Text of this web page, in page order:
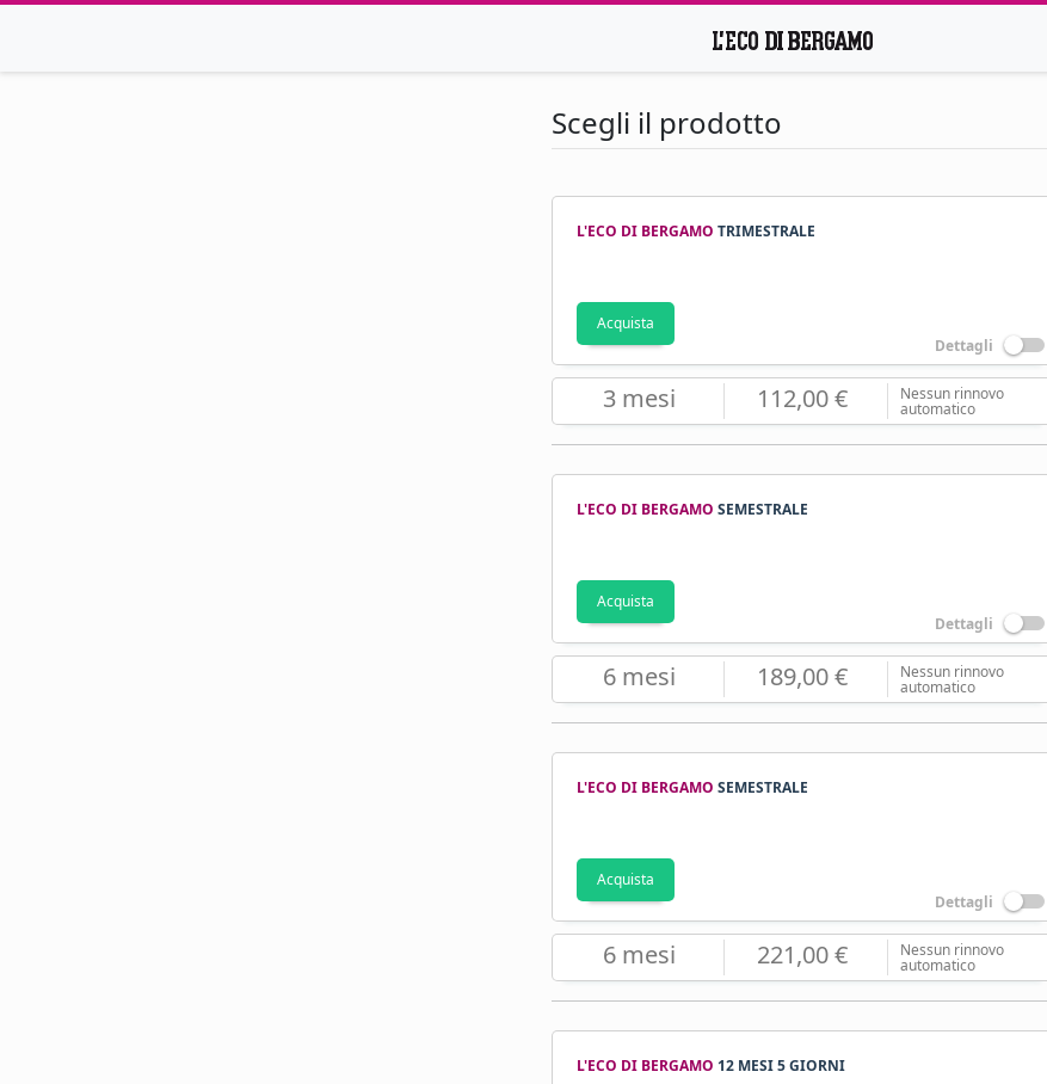
Scegli il prodotto
L'ECO DI BERGAMO TRIMESTRALE
Acquista
Dettagli
3 mesi 112,00 € Nessun rinnovo
automatico
L'ECO DI BERGAMO SEMESTRALE
Acquista
Dettagli
6 mesi 189,00 € Nessun rinnovo
automatico
L'ECO DI BERGAMO SEMESTRALE
Acquista
Dettagli
6 mesi 221,00 € Nessun rinnovo
automatico
L'ECO DI BERGAMO 12 MESI 5 GIORNI